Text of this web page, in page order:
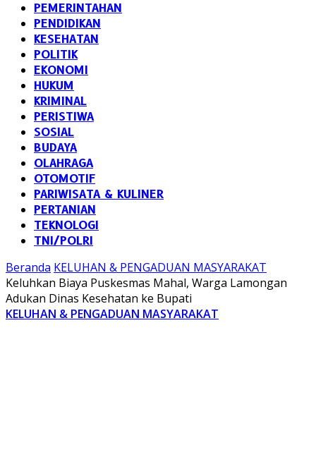
PEMERINTAHAN
PENDIDIKAN
KESEHATAN
POLITIK
EKONOMI
HUKUM
KRIMINAL
PERISTIWA
SOSIAL
BUDAYA
OLAHRAGA
OTOMOTIF
PARIWISATA & KULINER
PERTANIAN
TEKNOLOGI
TNI/POLRI
Beranda KELUHAN & PENGADUAN MASYARAKAT
Keluhkan Biaya Puskesmas Mahal, Warga Lamongan
Adukan Dinas Kesehatan ke Bupati
KELUHAN & PENGADUAN MASYARAKAT